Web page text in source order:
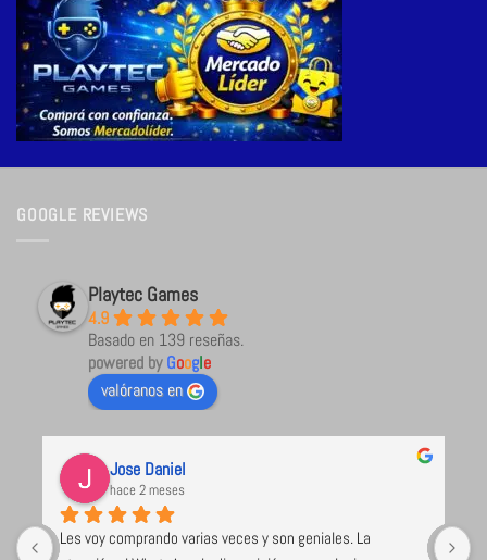
GOOGLE REVIEWS
Playtec Games
4.9
Basado en 139 reseñas.
powered byGoogle
valóranos en
Jose Daniel
hace 2 meses
Les voy comprando varias veces y son geniales. La